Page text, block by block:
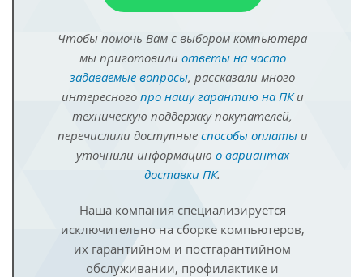
Чтобы помочь Вам с выбором компьютера
мы приготовили ответы на часто
задаваемые вопросы, рассказали много
интересного про нашу гарантию на ПКи
техническую поддержку покупателей,
перечислили доступные способы оплатыи
уточнили информацию о вариантах
доставки ПК.
Наша компания специализируется
исключительно на сборке компьютеров,
их гарантийном и постгарантийном
обслуживании, профилактике и